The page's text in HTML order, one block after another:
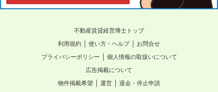
不動産賃貸経営博士トップ
利用規約 ｜ 使い方・ヘルプ｜ お問合せ
プライバシーポリシー ｜ 個人情報の取扱いについて
広告掲載について
物件掲載希望 ｜ 運営 ｜ 退会・停止申請